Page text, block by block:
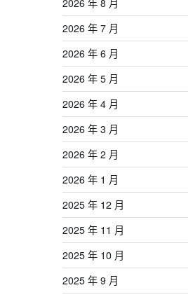
2026 年 7 月
2026 年 6 月
2026 年 5 月
2026 年 4 月
2026 年 3 月
2026 年 2 月
2026 年 1 月
2025 年 12 月
2025 年 11 月
2025 年 10 月
2025 年 9 月